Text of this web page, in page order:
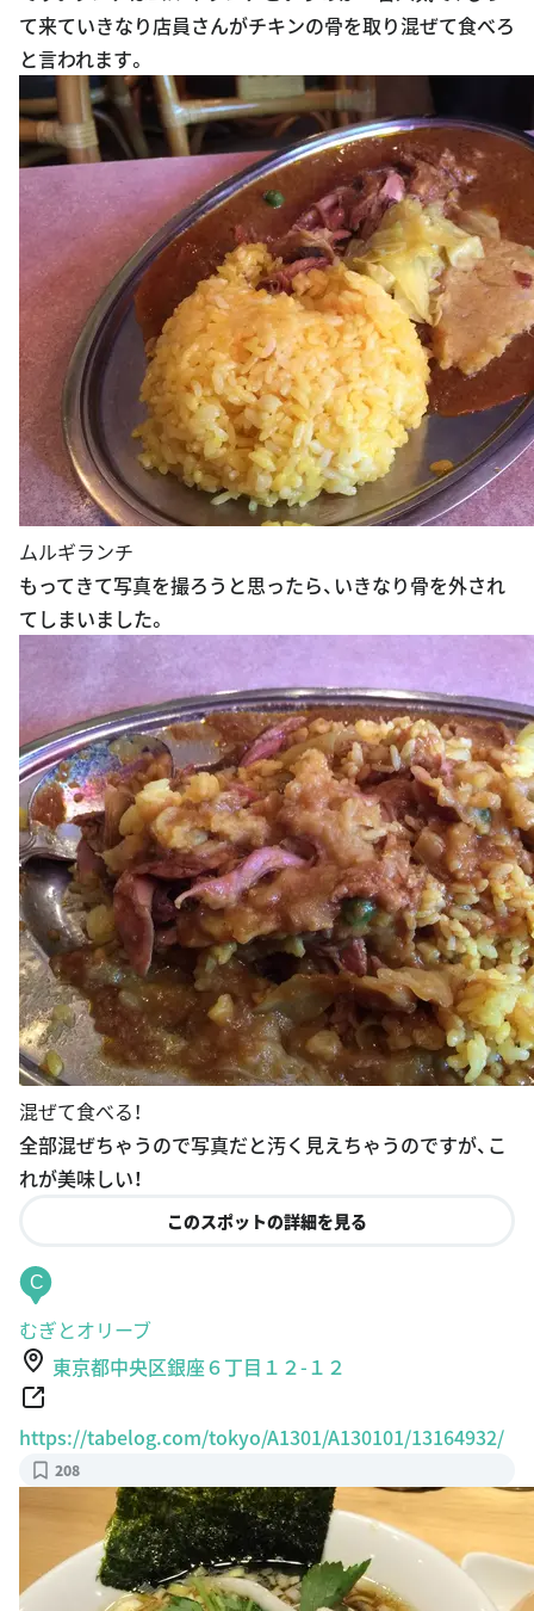
て来ていきなり店員さんがチキンの骨を取り混ぜて食べろ
と言われます。
ムルギランチ
もってきて写真を撮ろうと思ったら、いきなり骨を外され
てしまいました。
混ぜて食べる！
全部混ぜちゃうので写真だと汚く見えちゃうのですが、こ
れが美味しい！
このスポットの詳細を見る
C
むぎとオリーブ
東京都中央区銀座６丁目１２-１２
https://tabelog.com/tokyo/A1301/A130101/13164932/
208